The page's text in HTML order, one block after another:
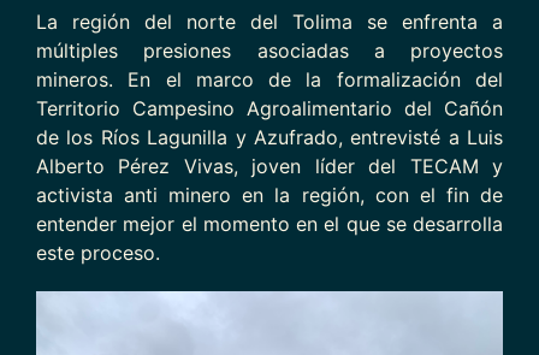
La región del norte del Tolima se enfrenta a
múltiples presiones asociadas a proyectos
mineros. En el marco de la formalización del
Territorio Campesino Agroalimentario del Cañón
de los Ríos Lagunilla y Azufrado, entrevisté a Luis
Alberto Pérez Vivas, joven líder del TECAM y
activista anti minero en la región, con el fin de
entender mejor el momento en el que se desarrolla
este proceso.